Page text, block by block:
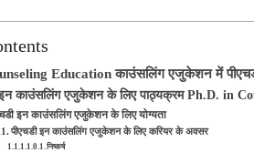
Education काउंसलिंग एजुकेशन में
इन काउंसलिंग एजुकेशन के लिए पाठ्यक्रम Ph.D. in
इन काउंसलिंग एजुकेशन के लिए योग्यता
पीएचडी इन काउंसलिंग एजुकेशन के लिए करियर के अवसर
निष्कर्ष